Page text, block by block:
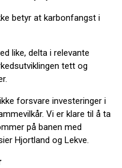
betyr at karbonfangst i
like, delta i relevante
tett og
forsvare investeringer i
Vi er klare til å ta
på banen med
Hjortland og Lekve.